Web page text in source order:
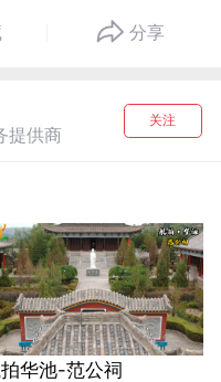
分享
提供商
关注
华池-范公祠